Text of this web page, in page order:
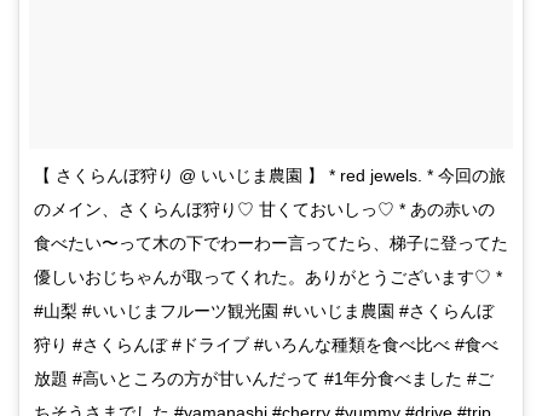
【 さくらんぼ狩り @ いいじま農園 】 * red jewels. * 今回の旅
のメイン、さくらんぼ狩り♡ 甘くておいしっ♡ * あの赤いの
食べたい〜って木の下でわーわー言ってたら、梯子に登ってた
優しいおじちゃんが取ってくれた。ありがとうございます♡ *
#山梨 #いいじまフルーツ観光園 #いいじま農園 #さくらんぼ
狩り #さくらんぼ #ドライブ #いろんな種類を食べ比べ #食べ
放題 #高いところの方が甘いんだって #1年分食べました #ご